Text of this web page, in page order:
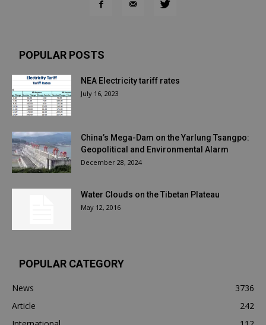
POPULAR POSTS
NEA Electricity tariff rates
July 16, 2023
China’s Mega-Dam on the Yarlung Tsangpo:
Geopolitical and Environmental Alarm
December 28, 2024
Water Clouds on the Tibetan Plateau
May 12, 2016
POPULAR CATEGORY
News
3736
Article
242